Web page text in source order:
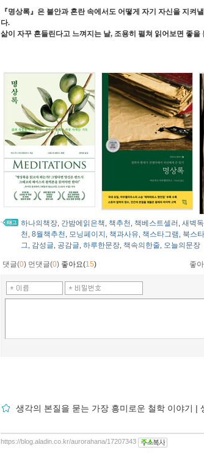
『명상록』은 불안과 혼란 속에서도 어떻게 자기 자신을 지켜
다.
삶이 자꾸 흔들린다고 느껴지는 날, 조용히 펼쳐 읽어보면 좋
하나의책장, 간밤에읽은책, 책추천 , 책베스트셀러 , 새벽
천 , 8월책추천 , 모닝페이지 , 책과사유, 책스타그램, 북스
그, 감성글, 공감글, 하루한문장, 책속의한줄, 오늘의문장
댓글(0) 먼댓글(0) 좋아요(15) 좋
생각의 본질을 묻는 가장 흥미로운 철학 이야기 |
https://blog.aladin.co.kr/aurorahana/17207343